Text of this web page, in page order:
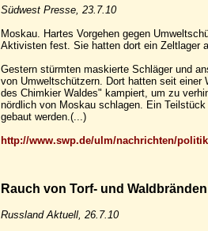
Südwest Presse, 23.7.10
Moskau. Hartes Vorgehen gegen
Aktivisten fest. Sie hatten dort ein Zeltlager
Gestern stürmten maskierte Schläger und
von Umweltschützern. Dort hatten seit
des Chimkier Waldes" kampiert, um zu
nördlich von Moskau schlagen. Ein
gebaut werden.(...)
http://www.swp.de/ulm/nachrichten/
Rauch von Torf- und
Russland Aktuell, 26.7.10